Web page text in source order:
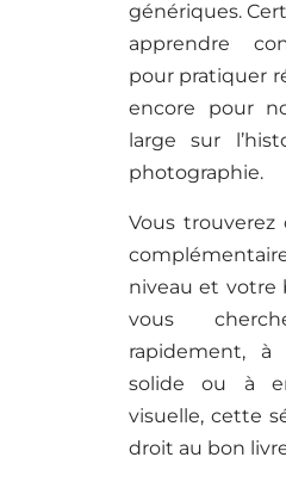
génériques.
apprendre
pour pratiquer
encore pour
large sur
photographie.
Vous trouverez
niveau et votre
vous
rapidement, à
solide ou à
visuelle, cette
droit au bon